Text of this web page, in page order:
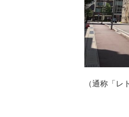
（通称「レ